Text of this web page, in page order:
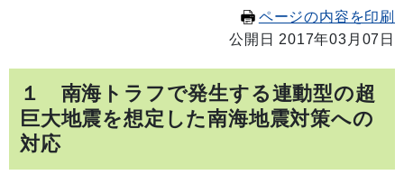
ページの内容を印刷
公開日 2017年03月07日
１ 南海トラフで発生する連動型の超
巨大地震を想定した南海地震対策への
対応